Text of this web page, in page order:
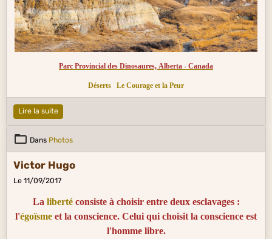
Parc Provincial des Dinosaures, Alberta - Canada
Déserts Le Courage et la Peur
Lire la suite
Dans Photos
Victor Hugo
Le 11/09/2017
La libertéconsiste à choisir entre deux esclavages :
l'égoïsme et la conscience. Celui qui choisit la conscience est
l'homme libre.